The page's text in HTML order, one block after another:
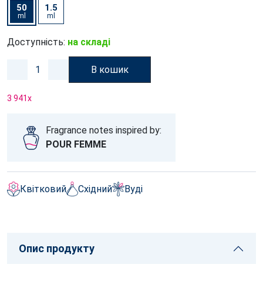
50
ml
1.5
ml
Доступність: на складі
В кошик
3 941x
Fragrance notes inspired by:
POUR FEMME
Квітковий Східний Вуді
Опис продукту